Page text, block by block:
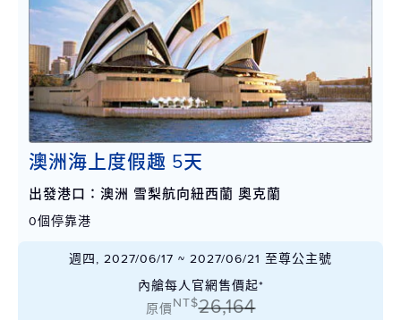
澳洲海上度假趣 5天
出發港口：澳洲 雪梨航向紐西蘭 奧克蘭
0個停靠港
週四, 2027/06/17 ~ 2027/06/21 至尊公主號
內艙每人官網售價起*
原價NT$26,164